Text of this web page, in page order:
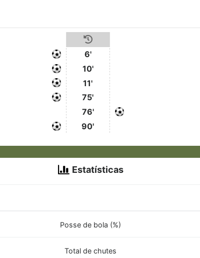
6'
10'
11'
75'
76'
90'
Estatísticas
Posse de bola (%)
Total de chutes